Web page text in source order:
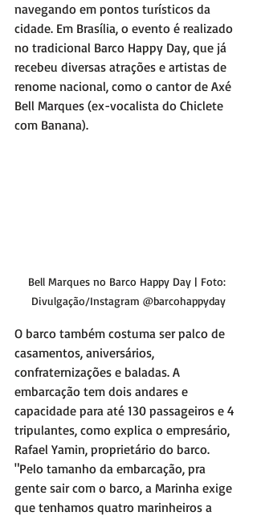
navegando em pontos turísticos da
cidade. Em Brasília, o evento é realizado
no tradicional Barco Happy Day, que já
recebeu diversas atrações e artistas de
renome nacional, como o cantor de Axé
Bell Marques (ex-vocalista do Chiclete
com Banana).
Bell Marques no Barco Happy Day | Foto:
Divulgação/Instagram @barcohappyday
O barco também costuma ser palco de
casamentos, aniversários,
confraternizações e baladas. A
embarcação tem dois andares e
capacidade para até 130 passageiros e 4
tripulantes, como explica o empresário,
Rafael Yamin, proprietário do barco.
"Pelo tamanho da embarcação, pra
gente sair com o barco, a Marinha exige
que tenhamos quatro marinheiros a